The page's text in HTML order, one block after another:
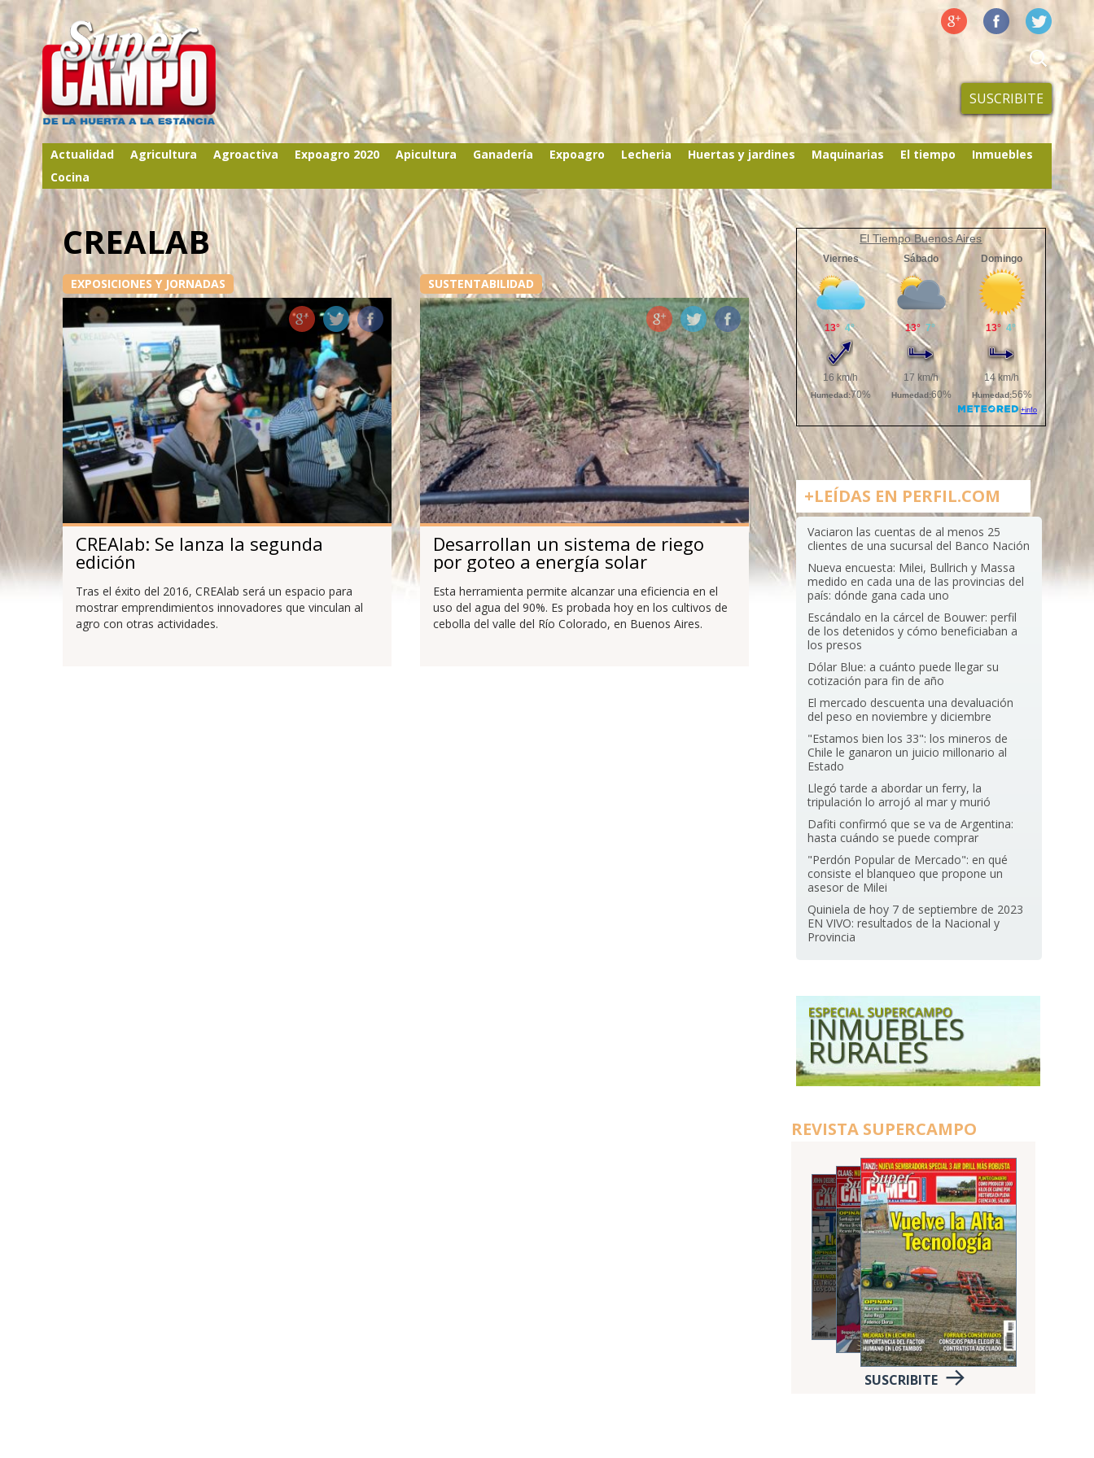
SUSCRIBITE
Actualidad Agricultura Agroactiva Expoagro 2020 Apicultura Ganadería Expoagro Lecheria Huertas y jardines Maquinarias El tiempo
Inmuebles
Cocina
CREALAB
EXPOSICIONES Y JORNADAS
CREAlab: Se lanza la segunda
edición
Tras el éxito del 2016, CREAlab será un espacio para
mostrar emprendimientos innovadores que vinculan al
agro con otras actividades.
SUSTENTABILIDAD
Desarrollan un sistema de riego
por goteo a energía solar
Esta herramienta permite alcanzar una eficiencia en el
uso del agua del 90%. Es probada hoy en los cultivos de
cebolla del valle del Río Colorado, en Buenos Aires.
El Tiempo Buenos Aires
+LEÍDAS EN PERFIL.COM
Vaciaron las cuentas de al menos 25
clientes de una sucursal del Banco Nación
Nueva encuesta: Milei, Bullrich y Massa
medido en cada una de las provincias del
país: dónde gana cada uno
Escándalo en la cárcel de Bouwer: perfil
de los detenidos y cómo beneficiaban a
los presos
Dólar Blue: a cuánto puede llegar su
cotización para fin de año
El mercado descuenta una devaluación
del peso en noviembre y diciembre
"Estamos bien los 33": los mineros de
Chile le ganaron un juicio millonario al
Estado
Llegó tarde a abordar un ferry, la
tripulación lo arrojó al mar y murió
Dafiti confirmó que se va de Argentina:
hasta cuándo se puede comprar
"Perdón Popular de Mercado": en qué
consiste el blanqueo que propone un
asesor de Milei
Quiniela de hoy 7 de septiembre de 2023
EN VIVO: resultados de la Nacional y
Provincia
REVISTA SUPERCAMPO
SUSCRIBITE